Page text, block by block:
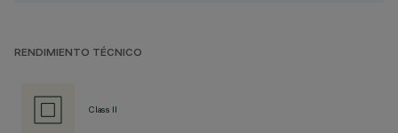
RENDIMIENTO TÉCNICO
Class II